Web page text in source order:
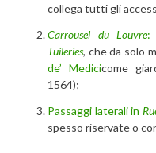
collega tutti gli
Carrousel du Louvre:
Tuileries, che da solo
de’ Medicicome
1564);
Passaggi laterali in
spesso riservate o